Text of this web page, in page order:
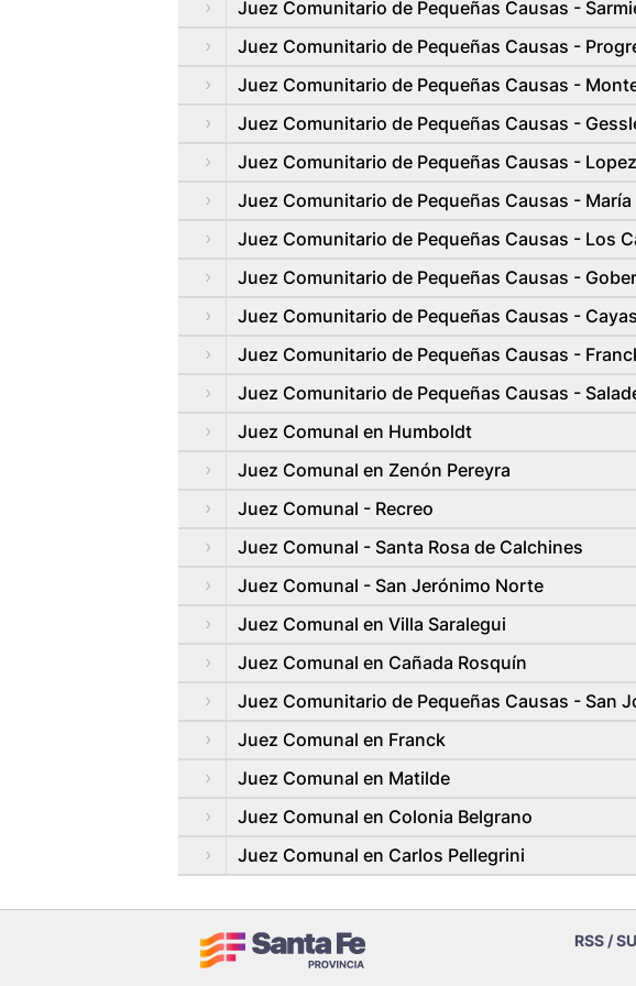
Juez Comunitario de Pequeñas Causas -
Juez Comunitario de Pequeñas Causas -
Juez Comunitario de Pequeñas Causas -
Juez Comunitario de Pequeñas Causas -
Juez Comunitario de Pequeñas Causas - Lopez
Juez Comunitario de Pequeñas Causas - María
Juez Comunitario de Pequeñas Causas - Los
Juez Comunitario de Pequeñas Causas -
Juez Comunitario de Pequeñas Causas -
Juez Comunitario de Pequeñas Causas -
Juez Comunitario de Pequeñas Causas -
Juez Comunal en Humboldt
Juez Comunal en Zenón Pereyra
Juez Comunal - Recreo
Juez Comunal - Santa Rosa de Calchines
Juez Comunal - San Jerónimo Norte
Juez Comunal en Villa Saralegui
Juez Comunal en Cañada Rosquí­n
Juez Comunitario de Pequeñas Causas - San
Juez Comunal en Franck
Juez Comunal en Matilde
Juez Comunal en Colonia Belgrano
Juez Comunal en Carlos Pellegrini
RSS /